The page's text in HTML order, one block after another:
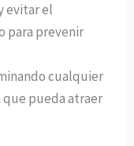
evitar el
para prevenir
cualquier
pueda atraer